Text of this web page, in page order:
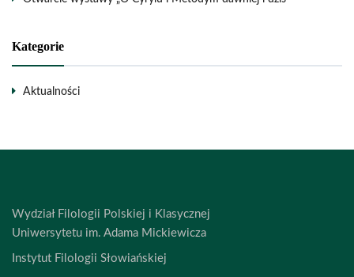
Kategorie
Aktualności
Wydział Filologii Polskiej i Klasycznej
Uniwersytetu im. Adama Mickiewicza
Instytut Filologii Słowiańskiej